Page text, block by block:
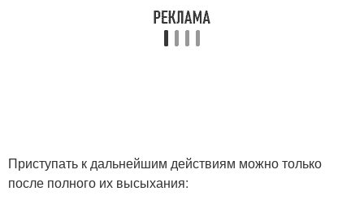
Приступать к дальнейшим действиям можно только
после полного их высыхания: